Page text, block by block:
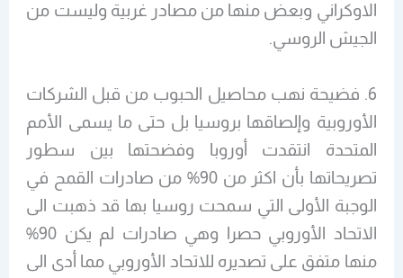
الاوكراني وبعض منها من مصادر غربية وليست من
الجيش الروسي.
6. فضيحة نهب محاصيل الحبوب من قبل الشركات
الأوروبية وإلصاقها بروسيا بل حتى ما يسمى الأمم
المتحدة انتقدت أوروبا وفضحتها بين سطور
تصريحاتها بأن اكثر من 90% من صادرات القمح في
الوجبة الأولى التي سمحت روسيا بها قد ذهبت الى
الاتحاد الأوروبي حصرا وهي صادرات لم يكن 90%
منها متفق على تصديره للاتحاد الأوروبي مما أدى الى